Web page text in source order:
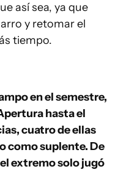
así sea, ya que
y retomar el
tiempo.
en el semestre,
hasta el
cuatro de ellas
como suplente. De
extremo solo jugó